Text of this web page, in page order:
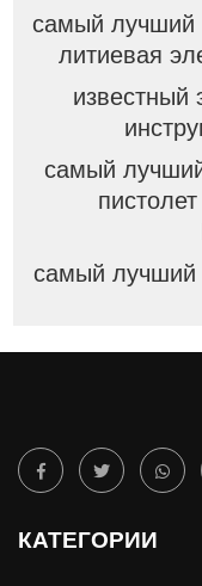
самый лучший
литиевая
известный
самый
самый лучший
КАТЕГОРИИ